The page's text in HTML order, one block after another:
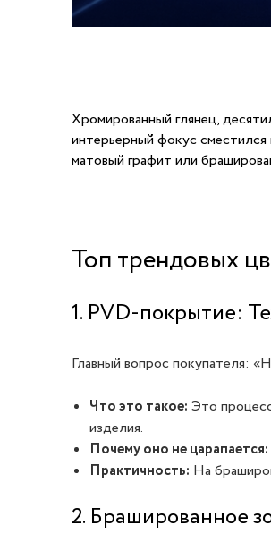
Хромированный глянец,
интерьерный фокус сместился
матовый графит или
Топ трендовых
1. PVD-покрытие:
Главный вопрос покупателя:
Что это такое: Это
изделия.
Почему оно не царапается:
Практичность: На
2. Брашированное